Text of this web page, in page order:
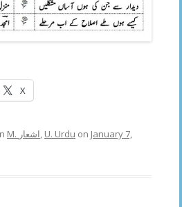
X
M. اشعار, U. Urdu on January 7,